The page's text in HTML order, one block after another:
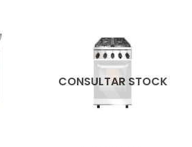
CONSULTAR STOCK